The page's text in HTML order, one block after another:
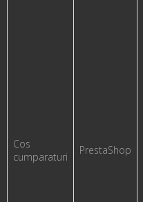
Cos
cumparaturi
PrestaShop